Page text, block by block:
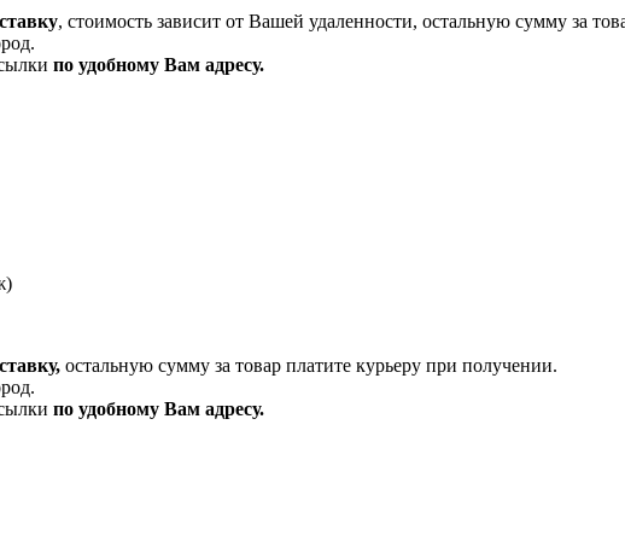
, стоимость зависит от Вашей удаленности, остальную сумму за
по удобному Вам адресу.
остальную сумму за товар платите курьеру при получении.
по удобному Вам адресу.